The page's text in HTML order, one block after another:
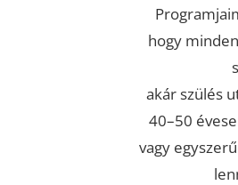
hogy
akár szülés
40–50
vagy